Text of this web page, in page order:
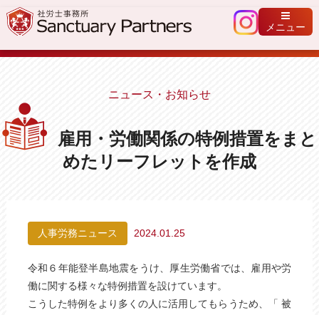
メニュー
ニュース・お知らせ
雇用・労働関係の特例措置をまと
めたリーフレットを作成
人事労務ニュース 2024.01.25
令和６年能登半島地震をうけ、厚生労働省では、雇用や労
働に関する様々な特例措置を設けています。
こうした特例をより多くの人に活用してもらうため、「 被